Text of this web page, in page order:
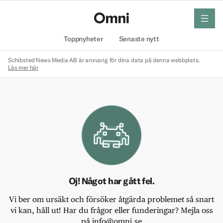
Toppnyheter Senaste nytt
meny
Schibsted News Media AB är ansvarig för dina data på denna webbplats.
Läs mer här
Oj! Något har gått fel.
Vi ber om ursäkt och försöker åtgärda problemet så snart
vi kan, håll ut! Har du frågor eller funderingar? Mejla oss